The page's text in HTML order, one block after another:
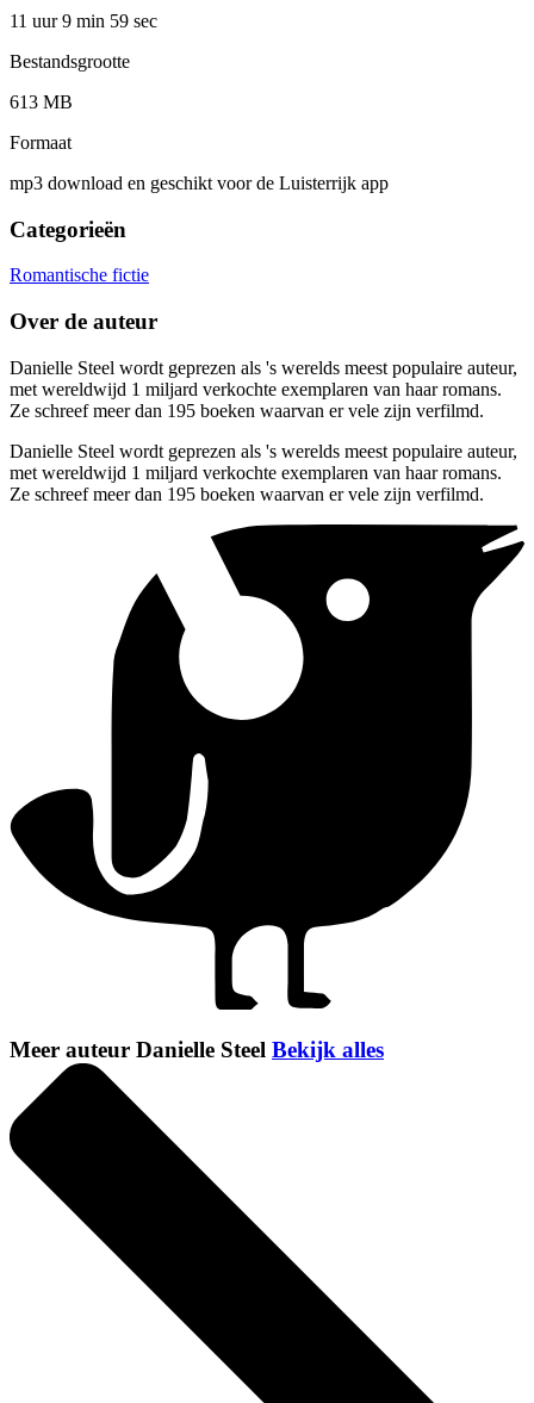
11 uur 9 min 59 sec
Bestandsgrootte
613 MB
Formaat
mp3 download en geschikt voor de Luisterrijk app
Categorieën
Romantische fictie
Over de auteur
Danielle Steel wordt geprezen als 's werelds meest populaire auteur,
met wereldwijd 1 miljard verkochte exemplaren van haar romans.
Ze schreef meer dan 195 boeken waarvan er vele zijn verfilmd.
Danielle Steel wordt geprezen als 's werelds meest populaire auteur,
met wereldwijd 1 miljard verkochte exemplaren van haar romans.
Ze schreef meer dan 195 boeken waarvan er vele zijn verfilmd.
Meer auteur Danielle Steel Bekijk alles